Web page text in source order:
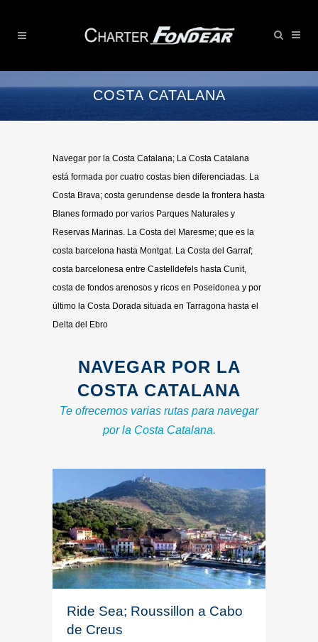
COSTA CATALANA
Navegar por la Costa Catalana; La Costa Catalana
está formada por cuatro costas bien diferenciadas. La
Costa Brava; costa gerundense desde la frontera hasta
Blanes formado por varios Parques Naturales y
Reservas Marinas. La Costa del Maresme; que es la
costa barcelona hasta Montgat. La Costa del Garraf;
costa barcelonesa entre Castelldefels hasta Cunit,
costa de fondos arenosos y ricos en Poseidonea y por
último la Costa Dorada situada en Tarragona hasta el
Delta del Ebro
NAVEGAR POR LA
COSTA CATALANA
Te ofrecemos varias rutas para navegar
por la Costa Catalana.
Ride Sea; Roussillon a Cabo
de Creus